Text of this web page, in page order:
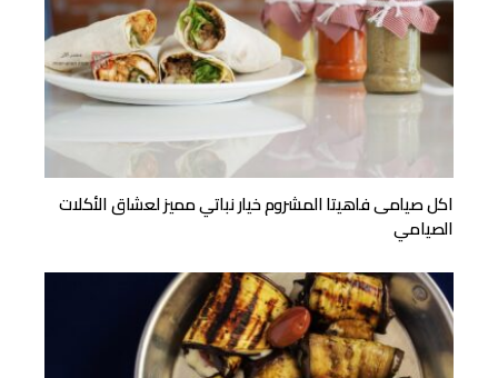
اكل صيامى فاهيتا المشروم خيار نباتي مميز لعشاق الأكلات
الصيامي